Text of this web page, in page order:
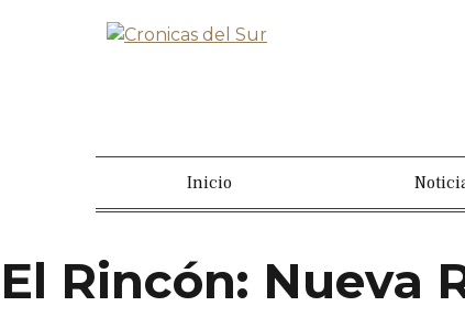
Inicio
El Rincón: Nueva